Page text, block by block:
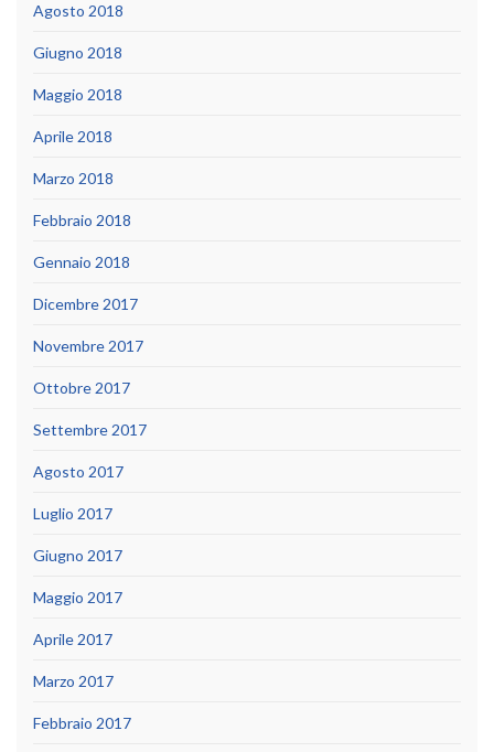
Agosto 2018
Giugno 2018
Maggio 2018
Aprile 2018
Marzo 2018
Febbraio 2018
Gennaio 2018
Dicembre 2017
Novembre 2017
Ottobre 2017
Settembre 2017
Agosto 2017
Luglio 2017
Giugno 2017
Maggio 2017
Aprile 2017
Marzo 2017
Febbraio 2017